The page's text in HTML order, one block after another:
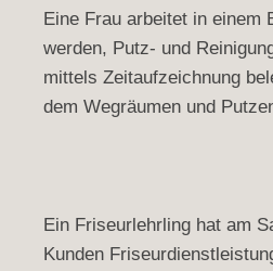
Eine Frau arbeitet in einem
werden, Putz- und
mittels Zeitaufzeichnung
dem Wegräumen und
Ein Friseurlehrling hat am
Kunden